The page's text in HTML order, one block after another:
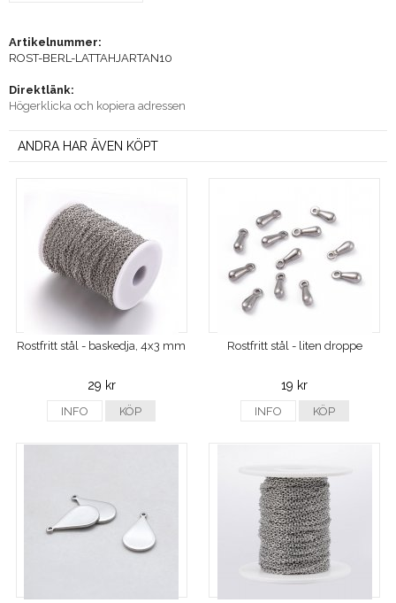
Artikelnummer:
ROST-BERL-LATTAHJARTAN10
Direktlänk:
Högerklicka och kopiera adressen
ANDRA HAR ÄVEN KÖPT
Rostfritt stål - baskedja, 4x3 mm
29 kr
INFO KÖP
Rostfritt stål - liten droppe
19 kr
INFO KÖP